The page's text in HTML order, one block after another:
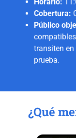
Cobertura:
Público
transiten
prueba.
¿Qué